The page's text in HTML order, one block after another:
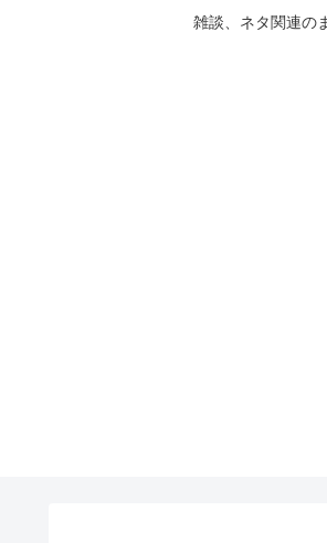
雑談、ネタ関連の